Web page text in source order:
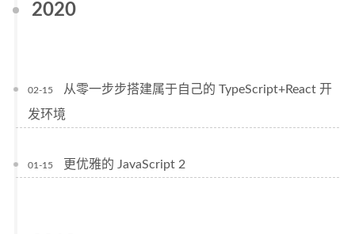
2020
02-15
从零一步步搭建属于自己的 TypeScript+React 开
发环境
01-15 更优雅的 JavaScript 2